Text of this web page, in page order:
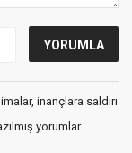
inançlara saldırı
yorumlar